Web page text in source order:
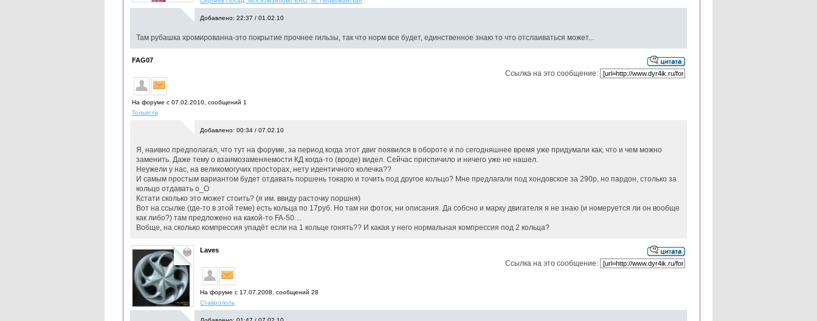
Добавлено: 22:37 / 01.02.10
Там рубашка хромированна-это покрытие прочнее гильзы, так что норм все будет, единственное знаю то что отслаиваться может...
FAG07
На форуме с 07.02.2010, cообщений 1
Тольятти
Ссылка на это сообщение:
Добавлено: 00:34 / 07.02.10
Я, наивно предполагал, что тут на форуме, за период когда этот двиг появился в обороте и по сегодняшнее время уже придумали как, что и чем можно
заменить. Даже тему о взаимозаменяемости КД когда-то (вроде) видел. Сейчас приспичило и ничего уже не нашел.
Неужели у нас, на великомогучих просторах, нету идентичного колечка??
И самым простым вариантом будет отдавать поршень токарю и точить под другое кольцо? Мне предлагали под хондовское за 290р, но пардон, столько за
кольцо отдавать о_О
Кстати сколько это может стоить? (я им. ввиду расточку поршня)
Вот на ссылке (где-то в этой теме) есть кольца по 17руб. Но там ни фоток, ни описания. Да собсно и марку двигателя я не знаю (и номеруется ли он вообще
как либо?) там предложено на какой-то FA-50…
Вобще, на сколько компрессия упадёт если на 1 кольце гонять?? И какая у него нормальная компрессия под 2 кольца?
Laves
На форуме с 17.07.2008, cообщений 28
Ставрополь
Ссылка на это сообщение: